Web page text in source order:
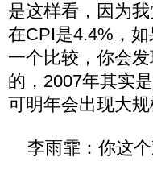
是这样看，因为
在CPI是4.4%，
一个比较，你会
的，2007年其实
可明年会出现大
李雨霏：你这个